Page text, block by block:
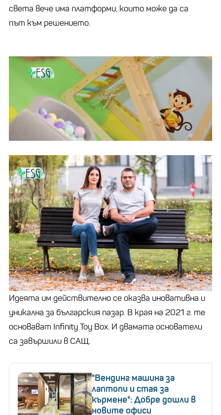
света вече има платформи, които може да са
път към решението.
Снимка:Евгений Милов
Това са дигитални библиотеки, които отдават
играчки и други детски стоки под наем на принципа
на абонаментен план.
Храна за размисъл:
Петима българи
предлагат на Европа как
да спре да изхвърля
продукти
позволява да се тестват нови идеи, преценяват,
че създаването на такава платформа има
потенциал за развитие и се впускат смело в
Идеята им действително се оказва иновативна и
уникална за българския пазар. В края на 2021 г. те
основават Infinity Toy Box. И двамата основатели
са завършили в САЩ.
"Вендинг машина за
лаптопи и стая за
кърмене": Добре дошли в
новите офиси